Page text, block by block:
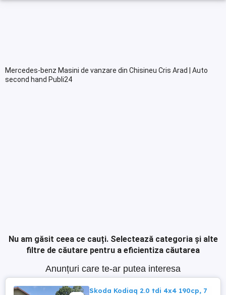
Mercedes-benz Masini de vanzare din Chisineu Cris Arad | Auto
second hand Publi24
Nu am găsit ceea ce cauți. Selectează categoria și alte
filtre de căutare pentru a eficientiza căutarea
Anunțuri care te-ar putea interesa
Skoda Kodiaq 2.0 tdi 4x4 190cp, 7